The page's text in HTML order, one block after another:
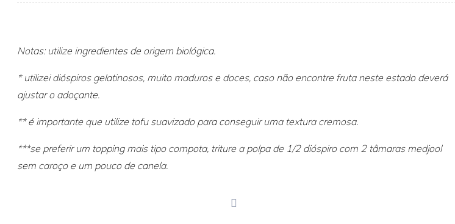
Notas: utilize ingredientes de origem biológica.
* utilizei dióspiros gelatinosos, muito maduros e doces, caso não encontre fruta neste estado deverá
ajustar o adoçante.
** é importante que utilize tofu suavizado para conseguir uma textura cremosa.
***se preferir um topping mais tipo compota, triture a polpa de 1/2 dióspiro com 2 tâmaras medjool
sem caroço e um pouco de canela.